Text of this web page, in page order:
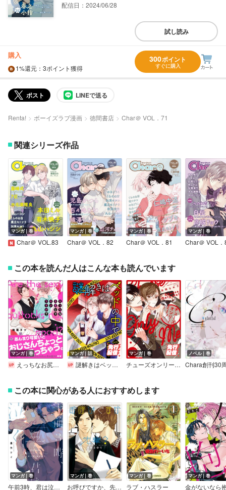
配信日：2024/06/28
試し読み
購入
1%還元 ：3ポイント獲得
300ポイント
すぐに購入
ポスト LINEで送る
Renta! ボーイズラブ漫画 徳間書店 Char＠ VOL．71
関連シリーズ作品
マンガ｜巻
Char＠ VOL.83
マンガ｜巻
Char＠ VOL．82
マンガ｜巻
Char＠ VOL．81
マンガ｜巻
Char＠ VOL
この本を読んだ人はこんな本も読んでいます
マンガ｜巻
えっちなお尻じゃダメですか？【電子限定かきおろし漫画付】
マンガ｜話
謎解きはベッドの中で［ばら売り］
マンガ｜巻
チューズオンリーミー！ 【電子限定特典付き】
ノベル｜巻
この本に関心がある人におすすめします
マンガ｜巻
午前3時、君は泣く【電子限定＆Renta！限定W特典付】
マンガ｜巻
お呼びですか、先輩？【SS付き電子限定版】
マンガ｜巻
ラブ・ハスラー
マンガ｜巻